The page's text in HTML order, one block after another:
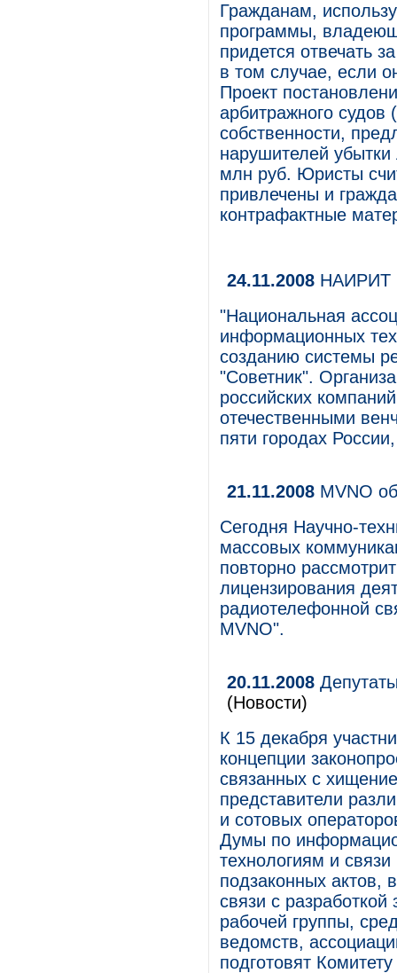
Гражданам,
программы,
придется отвечать
в том случае, если
Проект
арбитражного
собственности,
нарушителей
млн руб. Юристы
привлечены и
контрафактные
24.11.2008 НАИРИТ
"Национальная
информационных
созданию системы
"Советник".
российских
отечественными
пяти городах
21.11.2008 MVNO
Сегодня Научно-
массовых
повторно
лицензирования
радиотелефонной
MVNO".
20.11.2008
(Новости)
К 15 декабря
концепции
связанных с
представители
и сотовых
Думы по
технологиям и
подзаконных актов,
связи с разработкой
рабочей группы,
ведомств,
подготовят